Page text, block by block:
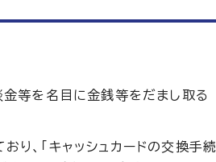
金等を名目に金銭等をだまし取る
り、「キャッシュカードの交換手続